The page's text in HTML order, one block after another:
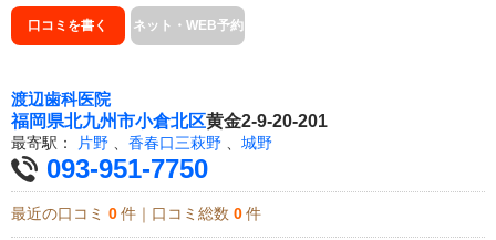
口コミを書く ネット・WEB予約
渡辺歯科医院
福岡県北九州市小倉北区黄金2-9-20-201
最寄駅： 片野 香春口三萩野 城野
093-951-7750
最近の口コミ 0 件｜口コミ総数 0 件